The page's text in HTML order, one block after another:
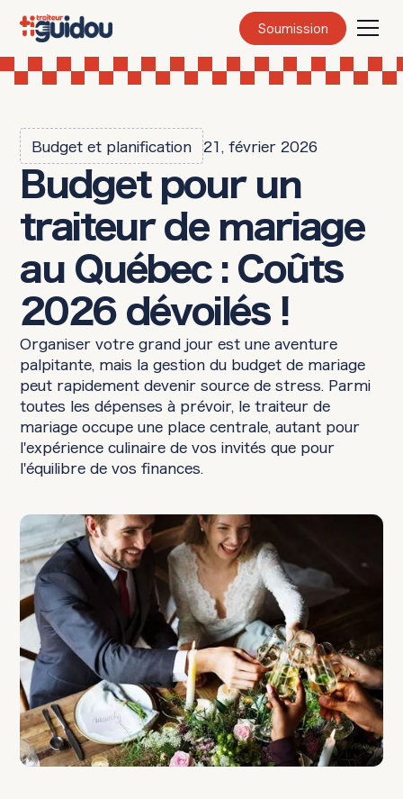
Soumission
Budget et planification 21, février 2026
Budget pour un
traiteur de mariage
au Québec : Coûts
2026 dévoilés !
Organiser votre grand jour est une aventure
palpitante, mais la gestion du budget de mariage
peut rapidement devenir source de stress. Parmi
toutes les dépenses à prévoir, le traiteur de
mariage occupe une place centrale, autant pour
l'expérience culinaire de vos invités que pour
l'équilibre de vos finances.